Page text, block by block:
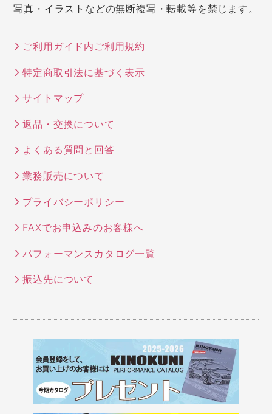
写真・イラストなどの無断複写・転載等を禁じます。
ご利用ガイド内ご利用規約
特定商取引法に基づく表示
サイトマップ
返品・交換について
よくある質問と回答
業務販売について
プライバシーポリシー
FAXでお申込みのお客様へ
パフォーマンスカタログ一覧
振込先について